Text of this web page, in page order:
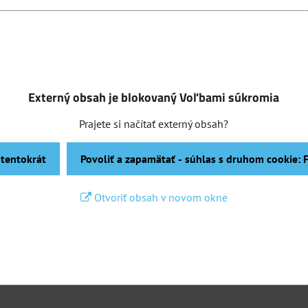
Externý obsah je blokovaný Voľbami súkromia
Prajete si načítať externý obsah?
Povoliť a zapamätať - súhlas s druhom cookie:
Otvoriť obsah v novom okne